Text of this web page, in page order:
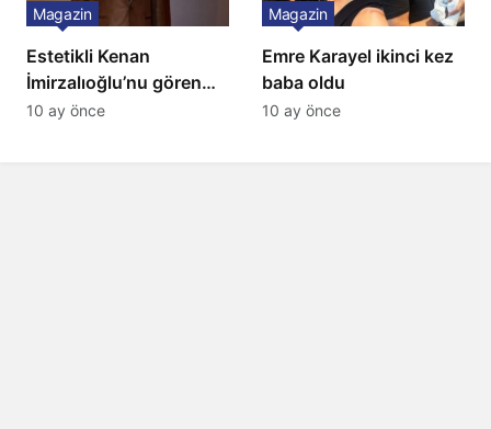
Estetikli Kenan
İmirzalıoğlu’nu gören
tanıyamıyor: Son hali
Magazin
10 ay önce
Emre Karayel ikinci kez
baba oldu
Magazin
10 ay önce